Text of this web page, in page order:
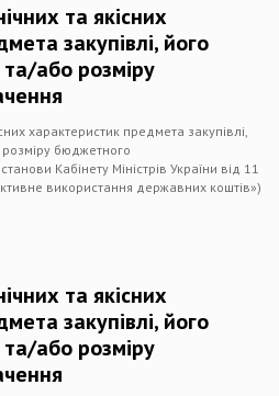
та якісних
закупівлі, його
та/або розміру
характеристик предмета закупівлі,
розміру бюджетного
Кабінету Міністрів України від 11
використання державних коштів»)
та якісних
закупівлі, його
та/або розміру